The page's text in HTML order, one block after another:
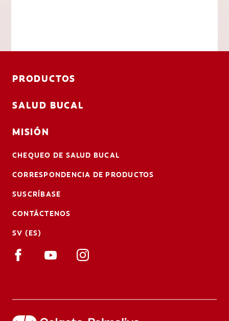
PRODUCTOS
SALUD BUCAL
MISIÓN
CHEQUEO DE SALUD BUCAL
CORRESPONDENCIA DE PRODUCTOS
SUSCRÍBASE
CONTÁCTENOS
SV (ES)